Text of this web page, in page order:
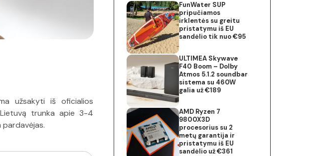
užsakyti iš oficialios
trunka apie 3-4
pardavėjas.
FunWater SUP
pripučiamos
irklentės su greitu
pristatymu iš EU
sandėlio tik nuo €95
ULTIMEA Skywave
F40 Boom – Dolby
Atmos 5.1.2 soundbar
sistema su 460W
galia už €189
AMD Ryzen 7
9800X3D
procesorius su 2
metų garantija ir
pristatymu iš EU
sandėlio už €361